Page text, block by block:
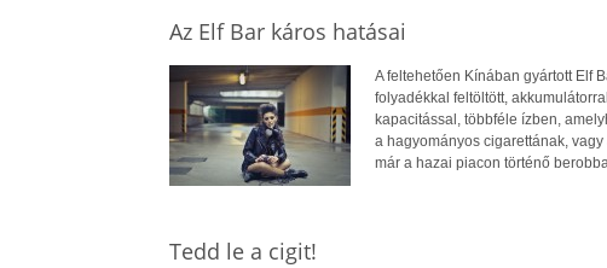
Az Elf Bar káros hatásai
A feltehetően Kínában gyártott Elf
folyadékkal feltöltött,
kapacitással, többféle ízben,
a hagyományos cigarettának,
már a hazai piacon történő
Tedd le a cigit!